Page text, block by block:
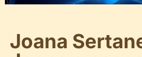
Joana